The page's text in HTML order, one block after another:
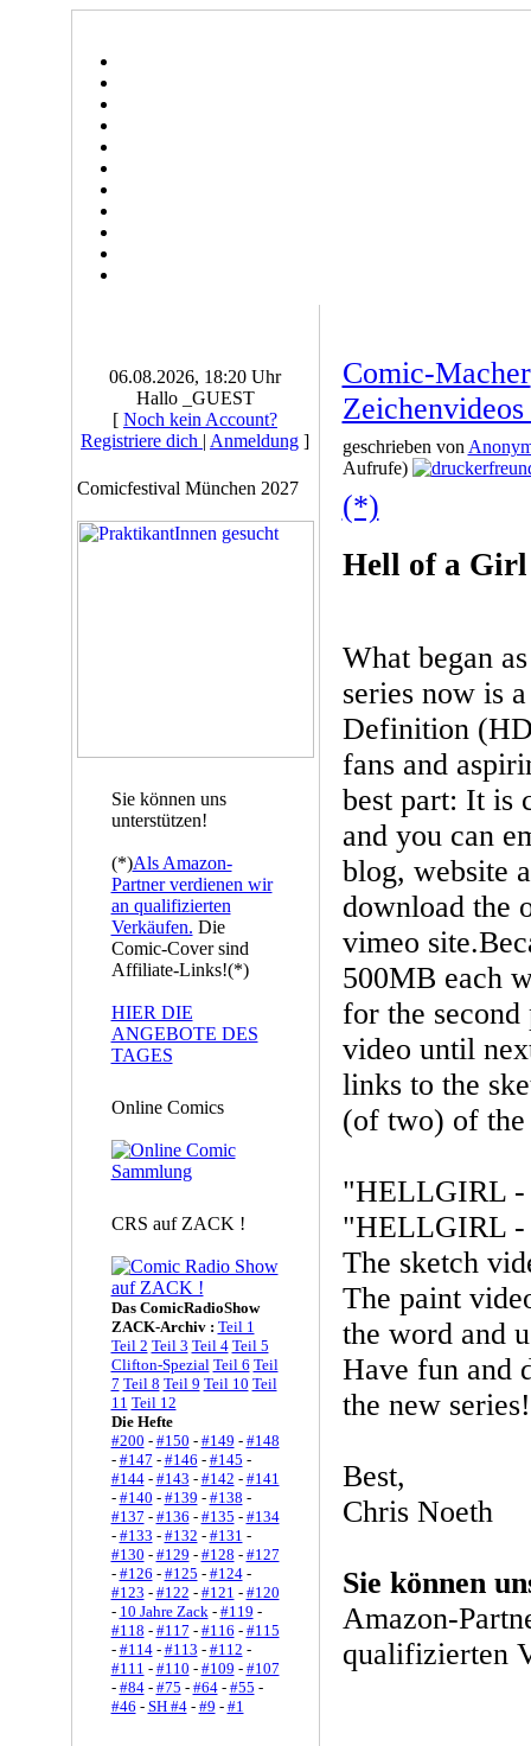
06.08.2026, 18:20 Uhr
Hallo _GUEST
[ Noch kein Account?
Registriere dich | Anmeldung ]
Comicfestival München 2027
Sie können uns
unterstützen!
(*)Als Amazon-
Partner verdienen wir
an qualifizierten
Verkäufen. Die
Comic-Cover sind
Affiliate-Links!(*)
HIER DIE
ANGEBOTE DES
TAGES
Online Comics
CRS auf ZACK !
Das ComicRadioShow
ZACK-Archiv : Teil 1
Teil 2 Teil 3 Teil 4 Teil 5
Clifton-Spezial Teil 6 Teil
7 Teil 8 Teil 9 Teil 10 Teil
11 Teil 12
Die Hefte
#200 - #150 - #149 - #148
- #147 - #146 - #145 -
#144- #143 - #142 - #141
- #140 - #139 - #138 -
#137 - #136 - #135 - #134
- #133 - #132 - #131 -
#130 - #129 - #128 - #127
- #126 - #125 - #124-
#123 - #122 - #121 - #120
- 10 Jahre Zack- #119 -
#118 - #117 - #116 - #115
- #114- #113 - #112 -
#111 - #110 - #109 - #107
- #84- #75 - #64- #55 -
#46 - SH #4- #9 - #1
Comic-Macher
geschrieben von
Aufrufe)
(*)
Hell of a Girl
What began
series now is
Definition
fans and
best part: It is
and you can
blog, website
download the
vimeo
500MB each
for the
video until
links to the
(of two) of
"HELLGIRL -
"HELLGIRL -
The sketch
The paint
the word and
Have fun and
the new series!
Best,
Chris Noeth
Sie können
Amazon-
qualifizierten